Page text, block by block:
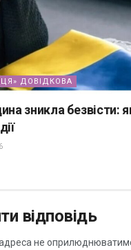
ДОВІДКОВА
зникла безвісти:
відповідь
не